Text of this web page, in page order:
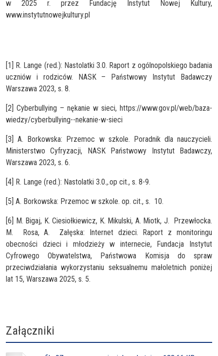
w 2025 r. przez Fundację Instytut Nowej Kultury,
www.instytutnowejkultury.pl
[1] R. Lange (red.): Nastolatki 3.0. Raport z ogólnopolskiego badania
uczniów i rodziców. NASK – Państwowy Instytut Badawczy
Warszawa 2023, s. 8.
[2] Cyberbullying – nękanie w sieci, https://www.gov.pl/web/baza-
wiedzy/cyberbullying--nekanie-w-sieci
[3] A. Borkowska: Przemoc w szkole. Poradnik dla nauczycieli.
Ministerstwo Cyfryzacji, NASK Państwowy Instytut Badawczy,
Warszawa 2023, s. 6.
[4] R. Lange (red.): Nastolatki 3.0.,.op cit., s. 8-9.
[5] A. Borkowska: Przemoc w szkole. op. cit., s. 10.
[6] M. Bigaj, K. Ciesiołkiewicz, K. Mikulski, A. Miotk, J. Przewłocka.
M. Rosa, A. Załęska: Internet dzieci. Raport z monitoringu
obecności dzieci i młodzieży w internecie, Fundacja Instytut
Cyfrowego Obywatelstwa, Państwowa Komisja do spraw
przeciwdziałania wykorzystaniu seksualnemu małoletnich poniżej
lat 15, Warszawa 2025, s. 5.
Załączniki